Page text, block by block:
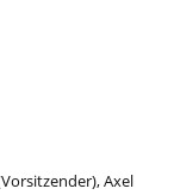
Axel